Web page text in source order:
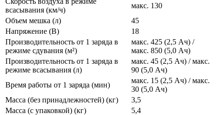
всасывания (км/ч)
макс. 130
Объем мешка (л)
45
Напряжение (В)
18
Производительность от 1 заряда в
режиме сдувания (м²)
макс. 425 (2,5 Ач) /
макс. 850 (5,0 Ач)
Производительность от 1 заряда в
режиме всасывания (л)
макс. 45 (2,5 Ач) / макс.
90 (5,0 Ач)
Время работы от 1 заряда (мин)
макс. 15 (2,5 Ач) / макс.
30 (5,0 Ач)
Масса (без принадлежностей) (кг)
3,5
Масса (с упаковкой) (кг)
5,4